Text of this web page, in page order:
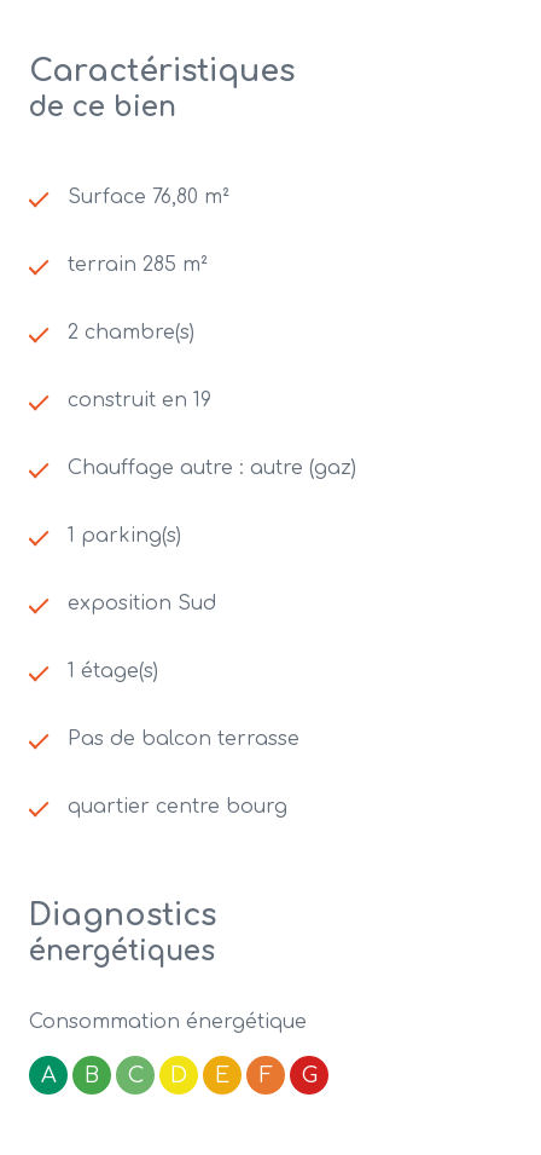
Caractéristiques
de ce bien
Surface 76,80 m²
terrain 285 m²
2 chambre(s)
construit en 19
Chauffage autre : autre (gaz)
1 parking(s)
exposition Sud
1 étage(s)
Pas de balcon terrasse
quartier centre bourg
Diagnostics
énergétiques
Consommation énergétique
A B C D E F G